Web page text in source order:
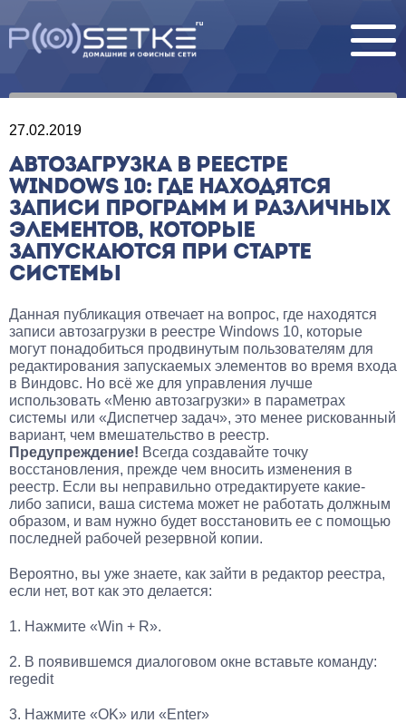
27.02.2019
АВТОЗАГРУЗКА В РЕЕСТРЕ
WINDOWS 10: ГДЕ НАХОДЯТСЯ
ЗАПИСИ ПРОГРАММ И РАЗЛИЧНЫХ
ЭЛЕМЕНТОВ, КОТОРЫЕ
ЗАПУСКАЮТСЯ ПРИ СТАРТЕ
СИСТЕМЫ
Данная публикация отвечает на вопрос, где находятся
записи автозагрузки в реестре Windows 10, которые
могут понадобиться продвинутым пользователям для
редактирования запускаемых элементов во время входа
в Виндовс. Но всё же для управления лучше
использовать «Меню автозагрузки» в параметрах
системы или «Диспетчер задач», это менее рискованный
вариант, чем вмешательство в реестр.
Предупреждение! Всегда создавайте точку
восстановления, прежде чем вносить изменения в
реестр. Если вы неправильно отредактируете какие-
либо записи, ваша система может не работать должным
образом, и вам нужно будет восстановить ее с помощью
последней рабочей резервной копии.
Вероятно, вы уже знаете, как зайти в редактор реестра,
если нет, вот как это делается:
1. Нажмите «Win + R».
2. В появившемся диалоговом окне вставьте команду:
regedit
3. Нажмите «OK» или «Enter»